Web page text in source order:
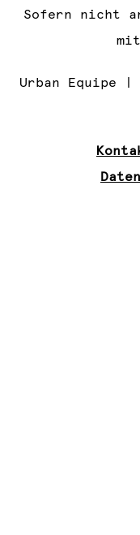
Sofern nicht
Urban Equipe |